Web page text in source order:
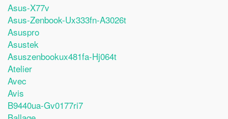
Asus-X77v
Asus-Zenbook-Ux333fn-A3026t
Asuspro
Asustek
Asuszenbookux481fa-Hj064t
Atelier
Avec
Avis
B9440ua-Gv0177ri7